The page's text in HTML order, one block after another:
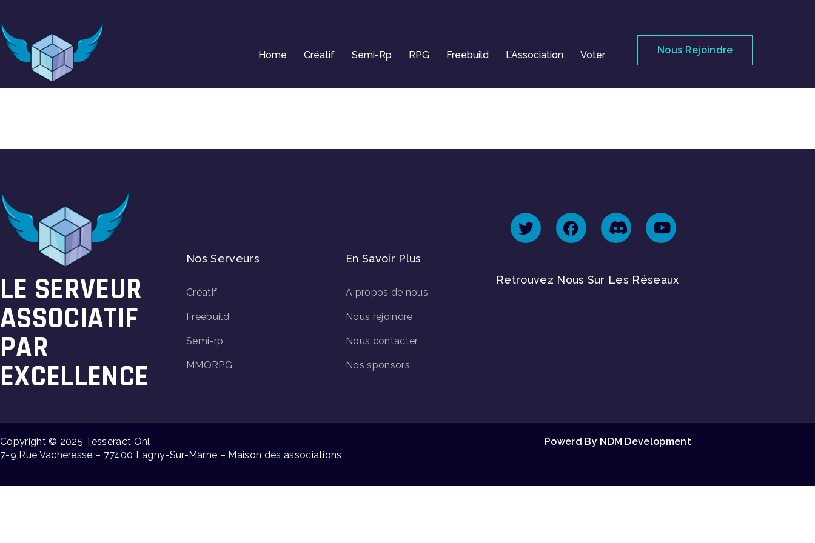
Home Créatif Semi-Rp RPG Freebuild L’Association Voter Nous Rejoindre
LE SERVEUR
ASSOCIATIF
PAR
EXCELLENCE
Nos Serveurs
Créatif
Freebuild
Semi-rp
MMORPG
En Savoir Plus
A propos de nous
Nous rejoindre
Nous contacter
Nos sponsors
Retrouvez Nous Sur Les Réseaux
Copyright © 2025 Tesseract Onl
7-9 Rue Vacheresse – 77400 Lagny-Sur-Marne – Maison des associations
Powerd By NDM Development